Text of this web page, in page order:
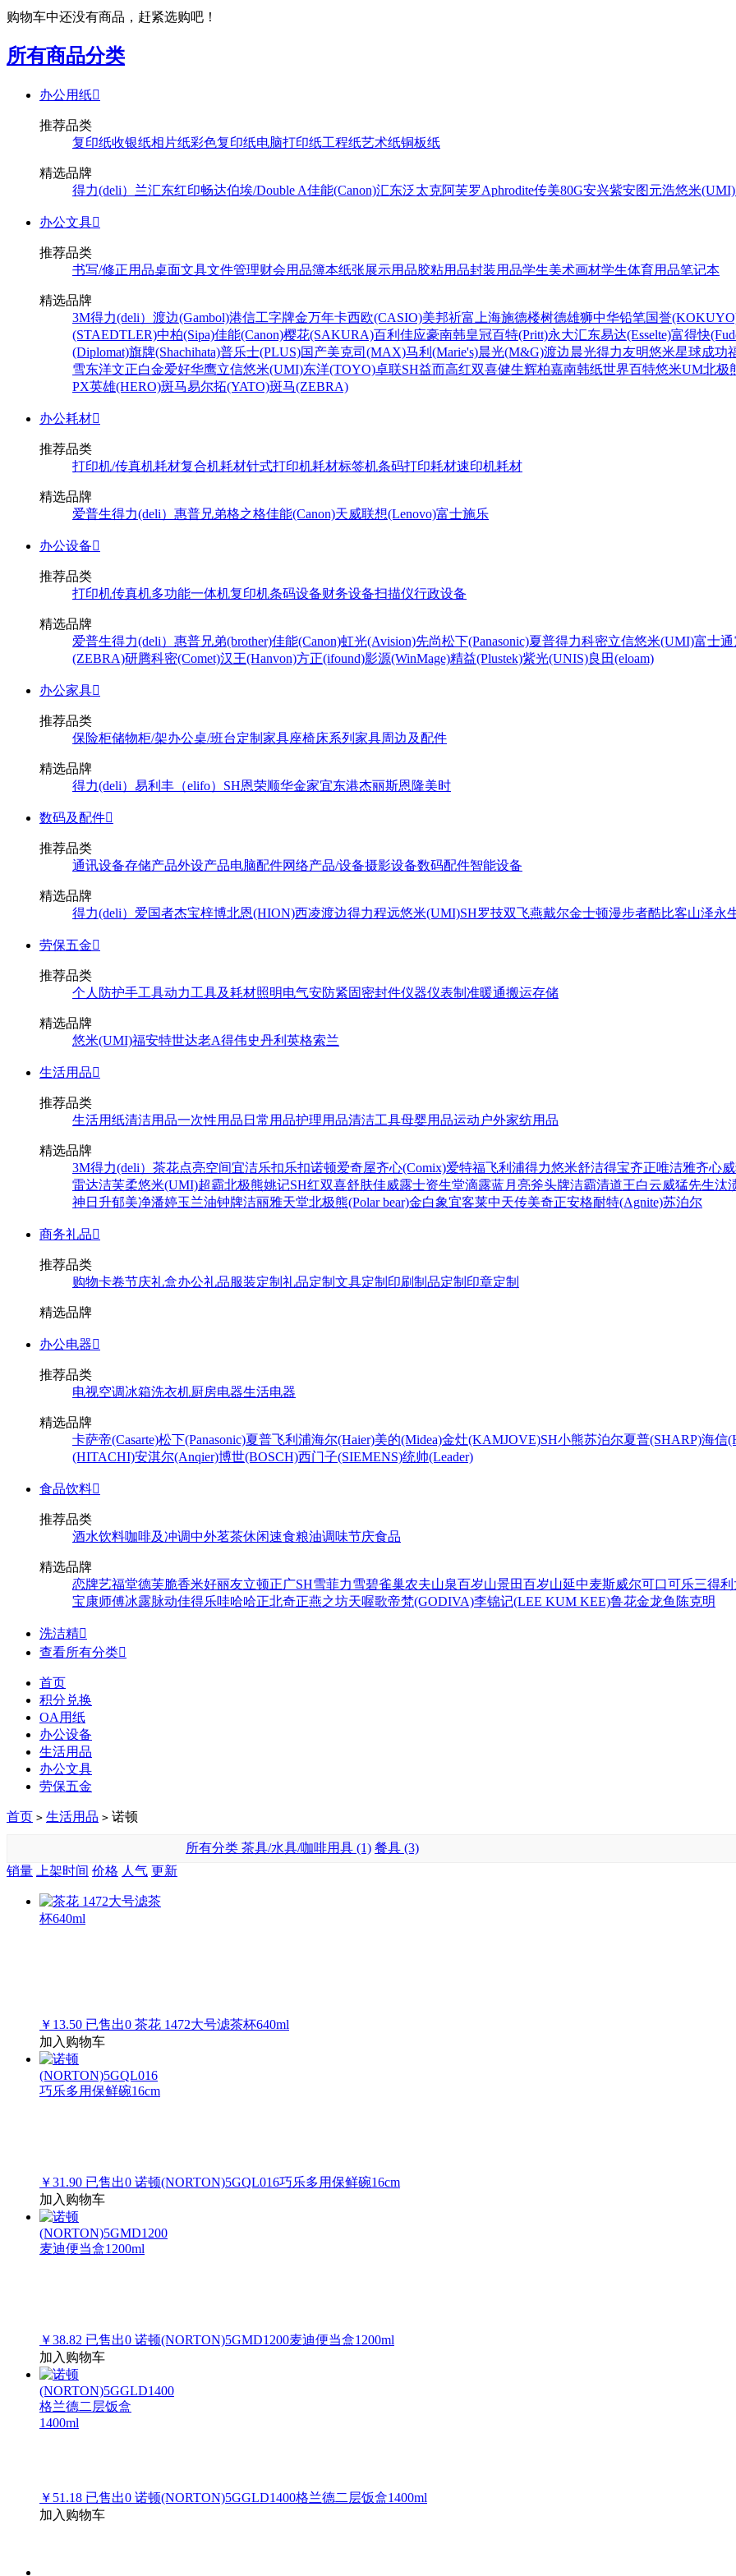
购物车中还没有商品，赶紧选购吧！
所有商品分类
办公用纸
推荐品类
复印纸收银纸相片纸彩色复印纸电脑打印纸工程纸艺术纸铜板纸
精选品牌
得力(deli） 兰汇东红印畅达伯埃/Double A佳能(Canon)汇东泛太克阿芙罗Aphrodite传美80G安兴紫安图元浩悠米(UMI)
办公文具
推荐品类
书写/修正用品桌面文具文件管理财会用品簿本纸张展示用品胶粘用品封装用品学生美术画材学生体育用品笔记本
精选品牌
3M得力(deli） 渡边(Gambol)港信工字牌金万年卡西欧(CASIO)美邦祈富 上海施德楼树德雄狮中华铅笔国誉
(STAEDTLER)中柏(Sipa)佳能(Canon)樱花(SAKURA)百利佳应豪南韩皇冠百特(Pritt)永大汇东易达(Esselte)富得快
(Diplomat)旗牌(Shachihata)普乐士(PLUS)国产美克司(MAX)马利(Marie's)晨光(M&G)渡边 晨光得力友明悠米星球成功
雪东洋文正白金爱好华鹰立信悠米(UMI)东洋(TOYO)卓联SH益而高红双喜健生辉柏嘉南韩纸世界百特悠米UM北极
PX英雄(HERO)斑马易尔拓(YATO)斑马(ZEBRA)
办公耗材
推荐品类
打印机/传真机耗材复合机耗材针式打印机耗材标签机条码打印耗材速印机耗材
精选品牌
爱普生得力(deli） 惠普兄弟格之格佳能(Canon)天威联想(Lenovo)富士施乐
办公设备
推荐品类
打印机传真机多功能一体机复印机条码设备财务设备扫描仪行政设备
精选品牌
爱普生得力(deli） 惠普兄弟(brother)佳能(Canon)虹光(Avision)先尚松下(Panasonic)夏普得力科密立信悠米(UMI)富士通
(ZEBRA)研腾科密(Comet)汉王(Hanvon)方正(ifound)影源(WinMage)精益(Plustek)紫光(UNIS)良田(eloam)
办公家具
推荐品类
保险柜储物柜/架办公桌/班台定制家具座椅床系列 家具周边及配件
精选品牌
得力(deli） 易利丰（elifo） SH恩荣顺华金家宜东港杰丽斯恩隆美时
数码及配件
推荐品类
通讯设备存储产品外设产品电脑配件网络产品/设备摄影设备数码配件智能设备
精选品牌
得力(deli） 爱国者杰宝梓博北恩(HION)西凌渡边得力程远悠米(UMI)SH罗技双飞燕戴尔金士顿漫步者酷比客山泽永
劳保五金
推荐品类
个人防护手工具动力工具及耗材照明电气安防紧固密封件仪器仪表制准暖通搬运存储
精选品牌
悠米(UMI)福安特世达老A得伟史丹利 英格索兰
生活用品
推荐品类
生活用纸清洁用品一次性用品 日常用品护理用品清洁工具母婴用品运动户外家纺用品
精选品牌
3M得力(deli） 茶花点亮空间宜洁乐扣乐扣诺顿爱奇屋齐心(Comix)爱特福飞利浦得力悠米舒洁得宝齐正唯洁雅齐心
雷达洁芙柔悠米(UMI)超霸北极熊姚记SH红双喜舒肤佳威露士资生堂滴露蓝月亮斧头牌洁霸清道王白云威猛先生汰
神 日升郁美净潘婷玉兰油钟牌洁丽雅天堂北极熊(Polar bear)金白象宜客莱中天传美奇正安格耐特(Agnite)苏泊尔
商务礼品
推荐品类
购物卡卷节庆礼盒办公礼品服装定制 礼品定制 文具定制 印刷制品定制 印章定制
精选品牌
办公电器
推荐品类
电视空调冰箱洗衣机厨房电器生活电器
精选品牌
卡萨帝(Casarte)松下(Panasonic)夏普飞利浦海尔(Haier)美的(Midea)金灶(KAMJOVE)SH小熊苏泊尔夏普(SHARP)海信
(HITACHI)安淇尔(Anqier)博世(BOSCH)西门子(SIEMENS)统帅(Leader)
食品饮料
推荐品类
酒水饮料咖啡及冲调中外茗茶休闲速食粮油调味节庆食品
精选品牌
恋牌艺福堂德芙脆香米好丽友立顿正广SH雪菲力雪碧雀巢农夫山泉百岁山景田百岁山延中麦斯威尔可口可乐三得利
宝康师傅冰露脉动佳得乐哇哈哈正北奇正燕之坊天喔歌帝梵(GODIVA)李锦记(LEE KUM KEE)鲁花金龙鱼 陈克明
洗洁精
查看所有分类
首页
积分兑换
OA用纸
办公设备
生活用品
办公文具
劳保五金
首页 > 生活用品 > 诺顿
所有分类 茶具/水具/咖啡用具 (1) 餐具 (3)
销量
上架时间 价格 人气 更新
￥13.50 已售出0 茶花 1472大号滤茶杯640ml
加入购物车
￥31.90 已售出0 诺顿(NORTON)5GQL016巧乐多用保鲜碗16cm
加入购物车
￥38.82 已售出0 诺顿(NORTON)5GMD1200麦迪便当盒1200ml
加入购物车
￥51.18 已售出0 诺顿(NORTON)5GGLD1400格兰德二层饭盒1400ml
加入购物车